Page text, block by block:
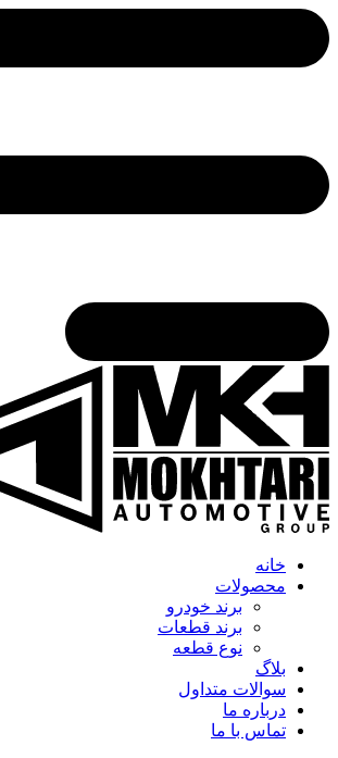
خانه
محصولات
برند خودرو
برند قطعات
نوع قطعه
بلاگ
سوالات متداول
درباره ما
تماس با ما